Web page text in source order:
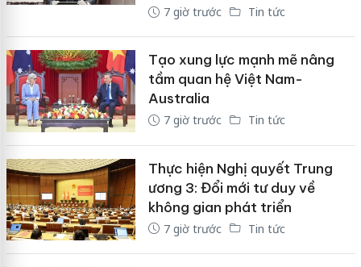
7 giờ trước Tin tức
Tạo xung lực mạnh mẽ nâng
tầm quan hệ Việt Nam-
Australia
7 giờ trước Tin tức
Thực hiện Nghị quyết Trung
ương 3: Đổi mới tư duy về
không gian phát triển
7 giờ trước Tin tức